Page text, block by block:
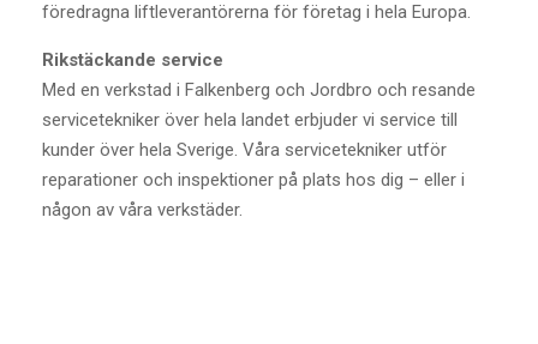
föredragna liftleverantörerna för företag i hela Europa.
Rikstäckande service
Med en verkstad i Falkenberg och Jordbro och resande
servicetekniker över hela landet erbjuder vi service till
kunder över hela Sverige. Våra servicetekniker utför
reparationer och inspektioner på plats hos dig – eller i
någon av våra verkstäder.